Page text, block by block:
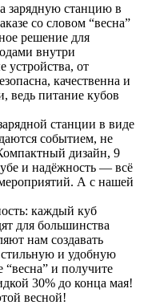
зарядную станцию в
со словом “весна”
решение для
внутри
устройства, от
качественна и
ведь питание кубов
станции в виде
событием, не
дизайн, 9
и надёжность — всё
А с нашей
каждый куб
для большинства
нам создавать
и удобную
“весна” и получите
30% до конца мая!
весной!